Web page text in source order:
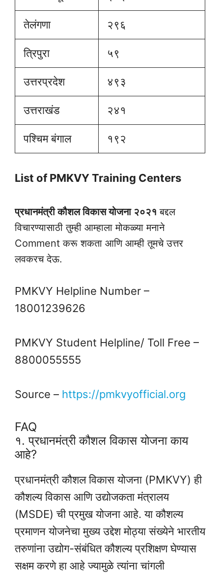
तेलंगणा २९६
त्रिपुरा ५९
उत्तरप्रदेश ४९३
उत्तराखंड २४१
पश्चिम बंगाल १९२
List of PMKVY Training Centers
प्रधानमंत्री कौशल विकास योजना २०२१बद्दल
विचारण्यासाठी तुम्ही आम्हाला मोकळ्या मनाने
Comment करू शकता आणि आम्ही तूमचे उत्तर
लवकरच देऊ.
PMKVY Helpline Number –
18001239626
PMKVY Student Helpline/ Toll Free –
8800055555
Source – https://pmkvyofficial.org
FAQ
१. प्रधानमंत्री कौशल विकास योजना काय
आहे?
प्रधानमंत्री कौशल विकास योजना (PMKVY) ही
कौशल्य विकास आणि उद्योजकता मंत्रालय
(MSDE) ची प्रमुख योजना आहे. या कौशल्य
प्रमाणन योजनेचा मुख्य उद्देश मोठ्या संख्येने भारतीय
तरुणांना उद्योग-संबंधित कौशल्य प्रशिक्षण घेण्यास
सक्षम करणे हा आहे ज्यामुळे त्यांना चांगली